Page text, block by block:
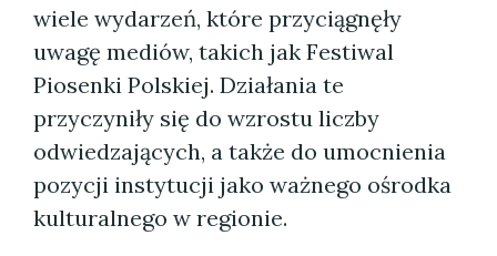
wiele wydarzeń, które przyciągnęły
uwagę mediów, takich jak Festiwal
Piosenki Polskiej. Działania te
przyczyniły się do wzrostu liczby
odwiedzających, a także do umocnienia
pozycji instytucji jako ważnego ośrodka
kulturalnego w regionie.